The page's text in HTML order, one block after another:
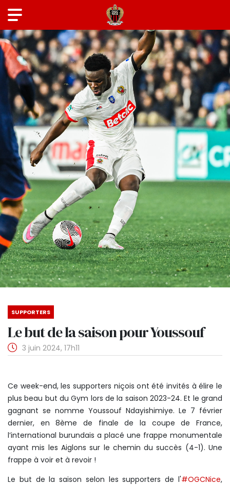
SUPPORTERS
Le but de la saison pour Youssouf
3 juin 2024, 17h11
Ce week-end, les supporters niçois ont été invités à élire le
plus beau but du Gym lors de la saison 2023-24. Et le grand
gagnant se nomme Youssouf Ndayishimiye. Le 7 février
dernier, en 8ème de finale de la coupe de France,
l’international burundais a placé une frappe monumentale
ayant mis les Aiglons sur le chemin du succès (4-1). Une
frappe à voir et à revoir !
Le but de la saison selon les supporters de l'#OGCNice,